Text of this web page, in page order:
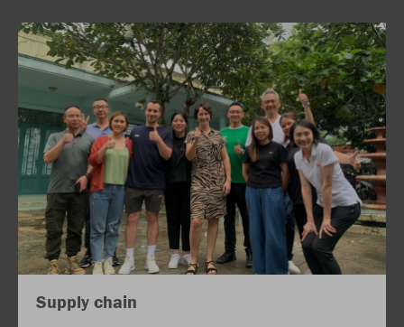
Supply chain